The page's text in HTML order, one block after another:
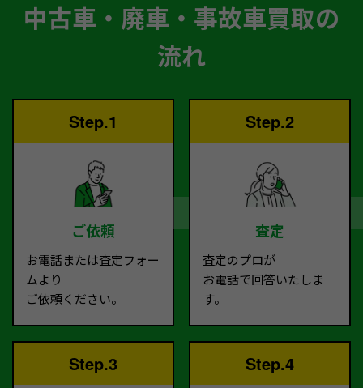
中古車・廃車・事故車買取の
流れ
Step.1
ご依頼
お電話または査定フォー
ムより
ご依頼ください。
Step.2
査定
査定のプロが
お電話で回答いたしま
す。
Step.3 Step.4